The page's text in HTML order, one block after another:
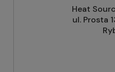
Heat
ul. Prosta